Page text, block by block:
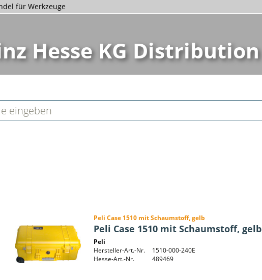
für Werkzeuge
Hesse KG Distribution
Peli Case 1510 mit Schaumstoff, gelb
Peli Case 1510 mit Schaumstoff, gelb
Peli
Hersteller-Art.-Nr.
1510-000-240E
Hesse-Art.-Nr.
489469